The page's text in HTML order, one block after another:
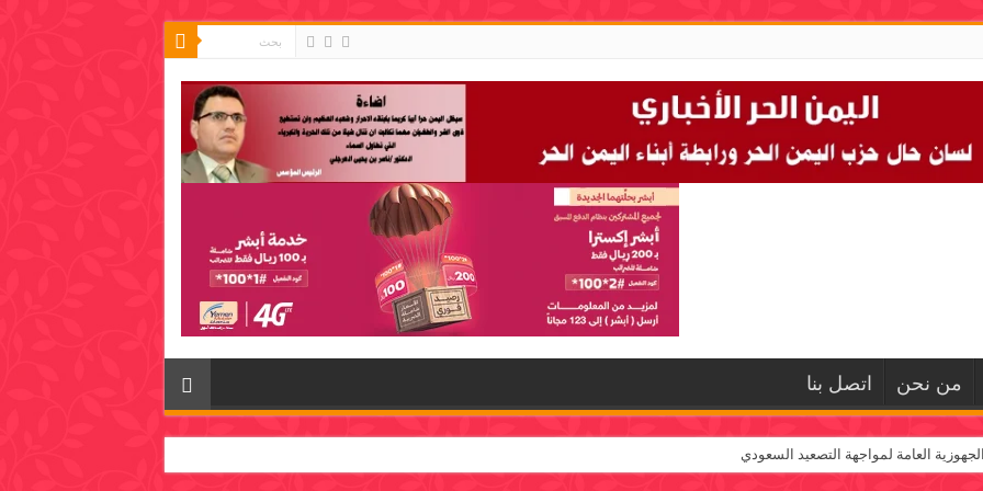
من نحن اتصل بنا
العامة لمواجهة التصعيد السعودي